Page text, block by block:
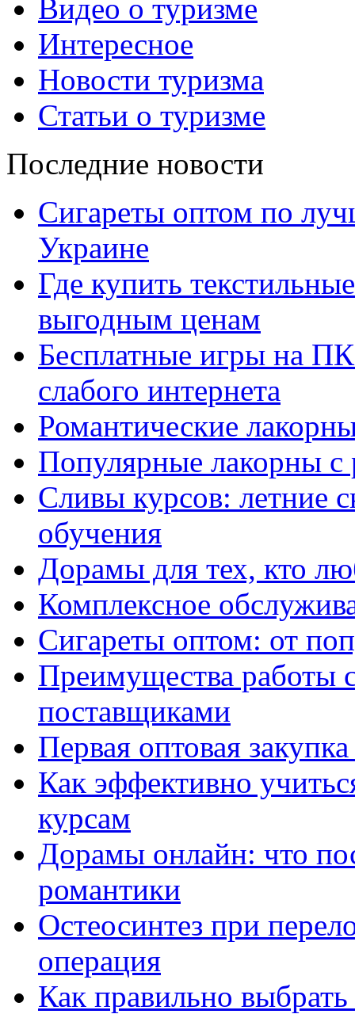
Видео о туризме
Интересное
Новости туризма
Статьи о туризме
Последние новости
Сигареты оптом по
Украине
Где купить
выгодным ценам
Бесплатные игры на
слабого интернета
Романтические
Популярные лакорны с
Сливы курсов: летние
обучения
Дорамы для тех, кто
Комплексное
Сигареты оптом: от
Преимущества работы
поставщиками
Первая оптовая
Как эффективно
курсам
Дорамы онлайн: что
романтики
Остеосинтез при
операция
Как правильно